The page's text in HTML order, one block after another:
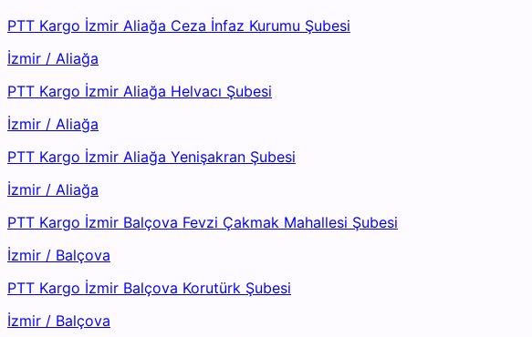
PTT Kargo İzmir Aliağa Ceza İnfaz Kurumu Şubesi
İzmir / Aliağa
PTT Kargo İzmir Aliağa Helvacı Şubesi
İzmir / Aliağa
PTT Kargo İzmir Aliağa Yenişakran Şubesi
İzmir / Aliağa
PTT Kargo İzmir Balçova Fevzi Çakmak Mahallesi Şubesi
İzmir / Balçova
PTT Kargo İzmir Balçova Korutürk Şubesi
İzmir / Balçova